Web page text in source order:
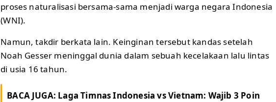
proses naturalisasi bersama-sama menjadi warga negara Indonesia
(WNI).
Namun, takdir berkata lain. Keinginan tersebut kandas setelah
Noah Gesser meninggal dunia dalam sebuah kecelakaan lalu lintas
di usia 16 tahun.
BACA JUGA: Laga Timnas Indonesia vs Vietnam: Wajib 3 Poin